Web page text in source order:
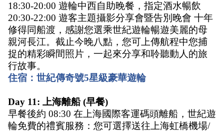
18:30-20:00 遊輪中西自助晚餐，指定酒水暢飲
20:30-22:00 遊客主題攝影分享會暨告別晚會 十年
修得同船渡，感謝您選乘世紀遊輪暢遊美麗的母
親河長江。截止今晚八點，您可上傳航程中您捕
捉的精彩瞬間照片，一起來分享和聆聽動人的旅
行故事。
住宿：世紀傳奇號5星級豪華遊輪
Day 11: 上海離船 (早餐)
早餐後約 08:30 在上海國際客運碼頭離船，世紀遊
輪免費的禮賓服務：您可選擇送往上海虹橋機場/